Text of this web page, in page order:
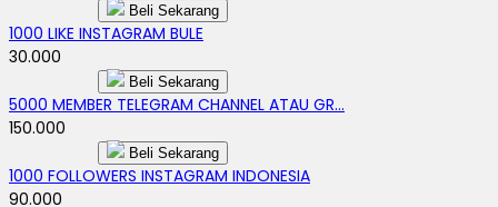
Beli Sekarang
1000 LIKE INSTAGRAM BULE
30.000
Beli Sekarang
5000 MEMBER TELEGRAM CHANNEL ATAU GR...
150.000
Beli Sekarang
1000 FOLLOWERS INSTAGRAM INDONESIA
90.000